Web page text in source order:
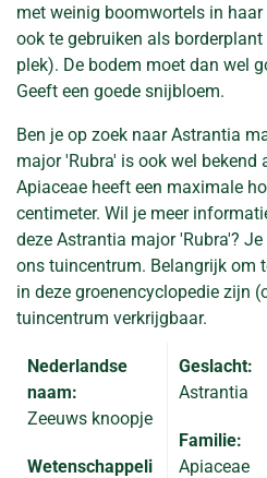
met weinig boomwortels in
ook te gebruiken als
plek). De bodem moet dan wel
Geeft een goede snijbloem.
Ben je op zoek naar Astrantia
major 'Rubra' is ook wel bekend
Apiaceae heeft een maximale
centimeter. Wil je meer
deze Astrantia major 'Rubra'?
ons tuincentrum. Belangrijk om
in deze groenencyclopedie zijn
tuincentrum verkrijgbaar.
Nederlandse
naam:
Zeeuws knoopje
Wetenschappeli
Geslacht:
Astrantia
Familie:
Apiaceae